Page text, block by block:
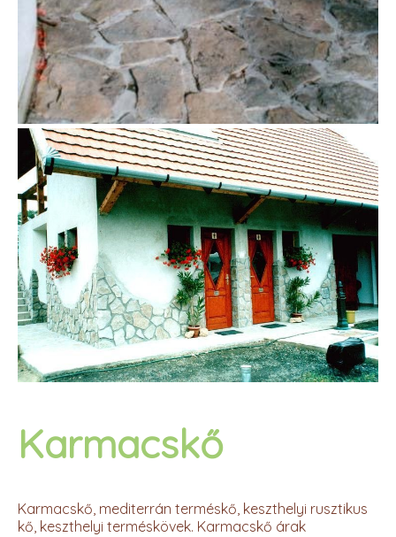
Karmacskő
Karmacskő, mediterrán terméskő, keszthelyi rusztikus
kő, keszthelyi terméskövek. Karmacskő árak